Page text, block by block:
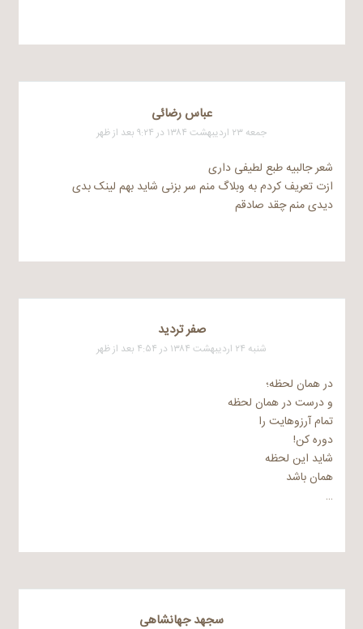
عباس رضائی
جمعه ۲۳ اردیبهشت ۱۳۸۴ در ۹:۲۴ بعد از ظهر
شعر جالبیه طبع لطیفی داری
ازت تعریف کردم به وبلاگ منم سر بزنی شاید بهم لینک بدی
دیدی منم چقد صادقم
صفر تردید
شنبه ۲۴ اردیبهشت ۱۳۸۴ در ۴:۵۴ بعد از ظهر
در همان لحظه؛
و درست در همان لحظه
تمام آرزوهایت را
دوره کن!
شاید این لحظه
همان باشد
…
سجهد جهانشاهی